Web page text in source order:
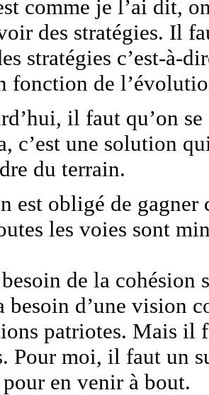
comme je l’ai dit,
des stratégies. Il
stratégies c’est-à-
fonction de
il faut qu’on
c’est une solution
du terrain.
est obligé de
les voies sont
de la cohésion
besoin d’une vision
patriotes. Mais il
Pour moi, il faut un
en venir à bout.